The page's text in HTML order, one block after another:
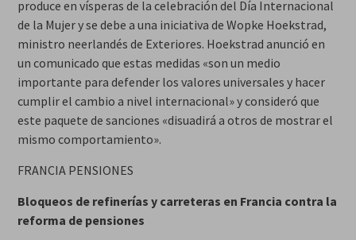
produce en vísperas de la celebración del Día Internacional
de la Mujer y se debe a una iniciativa de Wopke Hoekstrad,
ministro neerlandés de Exteriores. Hoekstrad anunció en
un comunicado que estas medidas «son un medio
importante para defender los valores universales y hacer
cumplir el cambio a nivel internacional» y consideró que
este paquete de sanciones «disuadirá a otros de mostrar el
mismo comportamiento».
FRANCIA PENSIONES
Bloqueos de refinerías y carreteras en Francia contra la
reforma de pensiones